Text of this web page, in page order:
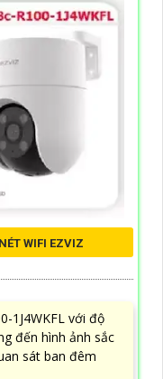
WIFI EZVIZ
1J4WKFL với độ
đến hình ảnh sắc
sát ban đêm